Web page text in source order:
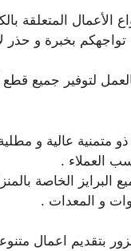
الأعمال المتعلقة
بخبرة و حذر
لتوفير جميع
متمنية عالية و
العملاء .
البرايز الخاصة
و المعدات .
بتقديم اعمال